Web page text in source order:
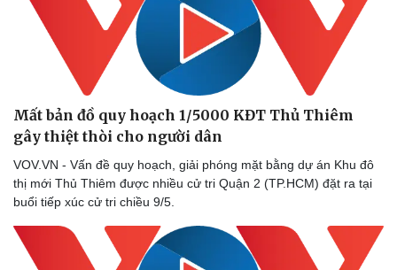
Mất bản đồ quy hoạch 1/5000 KĐT Thủ Thiêm
gây thiệt thòi cho người dân
VOV.VN - Vấn đề quy hoạch, giải phóng mặt bằng dự án Khu đô
thị mới Thủ Thiêm được nhiều cử tri Quận 2 (TP.HCM) đặt ra tại
buổi tiếp xúc cử tri chiều 9/5.